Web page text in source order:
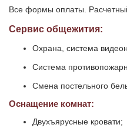
Все формы оплаты.
Сервис общежития:
Охрана, система
Система
Смена постельного
Оснащение комнат:
Двухъярусные кровати;